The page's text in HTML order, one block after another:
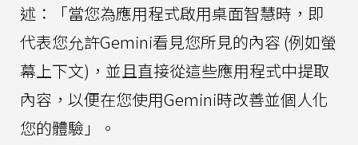
述：「當您為應用程式啟用桌面智慧時，即
代表您允許Gemini看見您所見的內容 (例如螢
幕上下文)，並且直接從這些應用程式中提取
內容，以便在您使用Gemini時改善並個人化
您的體驗」。